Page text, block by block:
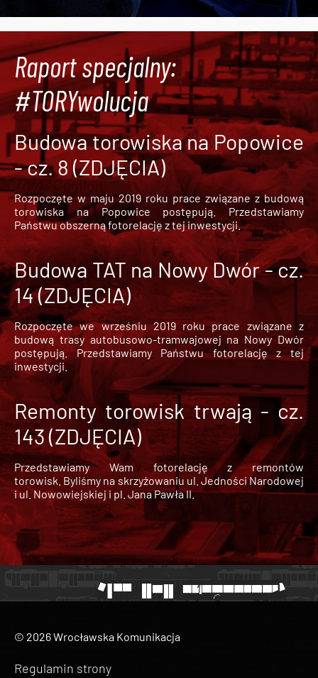
Raport specjalny:
#TORYwolucja
Budowa torowiska na Popowice
- cz. 8 (ZDJĘCIA)
Rozpoczęte w maju 2019 roku prace związane z budową
torowiska na Popowice
postępują. Przedstawiamy
Państwu obszerną fotorelację z tej inwestycji.
Budowa TAT na Nowy Dwór - cz.
14 (ZDJĘCIA)
Rozpoczęte we wrześniu 2019 roku prace związane z
budową trasy autobusowo-tramwajowej na Nowy Dwór
postępują. Przedstawiamy Państwu fotorelację z tej
inwestycji.
Remonty torowisk trwają - cz.
143 (ZDJĘCIA)
Przedstawiamy Wam fotorelację z remontów
torowisk. Byliśmy na skrzyżowaniu ul. Jedności Narodowej
i ul. Nowowiejskiej i pl. Jana Pawła II.
© 2026 Wrocławska Komunikacja
Regulamin strony